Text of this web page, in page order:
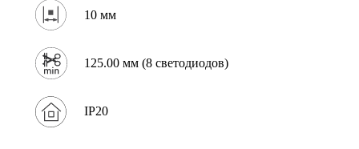
10 мм
125.00 мм (8 светодиодов)
IP20